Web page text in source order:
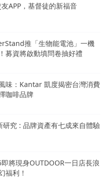
APP，基督徒的新福音
推「生物能電池」一機
募資將啟動填問卷抽好禮
味：Kantar 凱度揭密台灣消費
咖啡品牌
研究 : 品牌資產有七成來自體驗
將現身OUTDOOR一日店長浪
福利！